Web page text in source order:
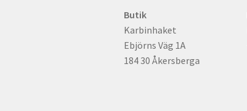
Butik
Karbinhaket
Ebjörns Väg 1A
184 30 Åkersberga